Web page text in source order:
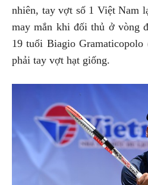
nhiên, tay vợt số 1 Việt Nam
may mắn khi đối thủ ở vòng
19 tuổi Biagio Gramaticopolo
phải tay vợt hạt giống.